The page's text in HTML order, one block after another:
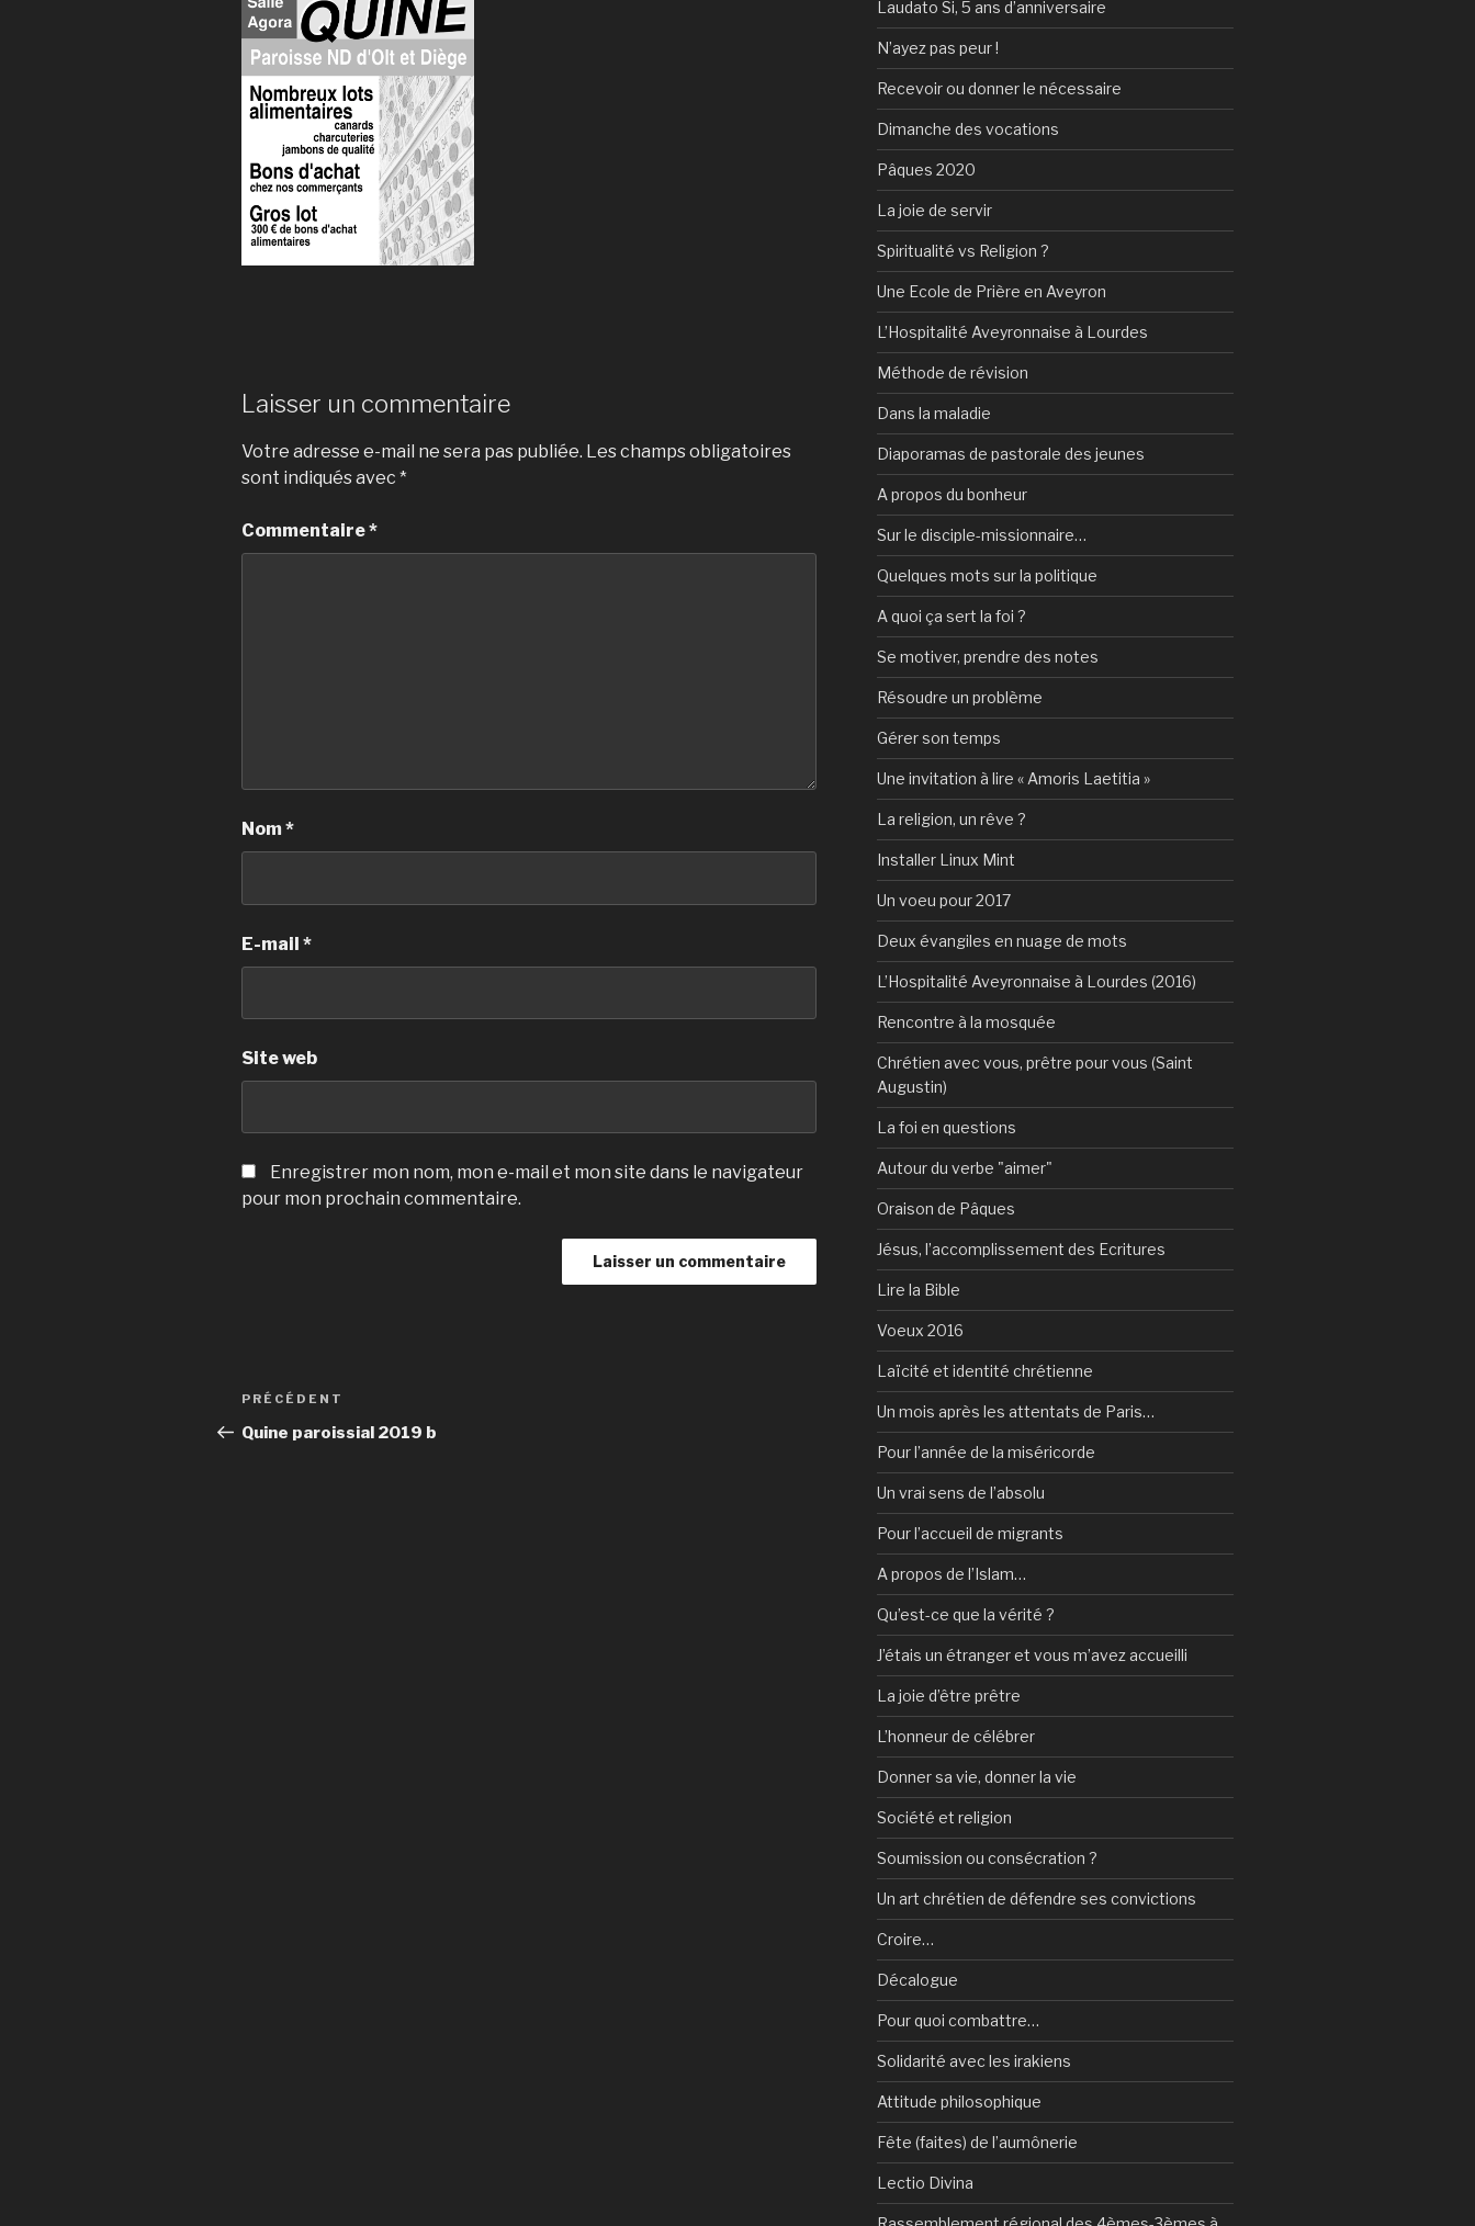
Laisser un commentaire
Votre adresse e-mail ne sera pas publiée. Les champs obligatoires
sont indiqués avec *
Commentaire*
Nom*
E-mail *
Site web
Enregistrer mon nom, mon e-mail et mon site dans le navigateur
pour mon prochain commentaire.
Navigation
de
Article
précédent
PRÉCÉDENT
Quine paroissial 2019 b
Laudato Si, 5 ans d’anniversaire
N’ayez pas peur !
Recevoir ou donner le nécessaire
Dimanche des vocations
Pâques 2020
La joie de servir
Spiritualité vs Religion ?
Une Ecole de Prière en Aveyron
L’Hospitalité Aveyronnaise à Lourdes
Méthode de révision
Dans la maladie
Diaporamas de pastorale des jeunes
A propos du bonheur
Sur le disciple-missionnaire…
Quelques mots sur la politique
A quoi ça sert la foi ?
Se motiver, prendre des notes
Résoudre un problème
Gérer son temps
Une invitation à lire « Amoris Laetitia »
La religion, un rêve ?
Installer Linux Mint
Un voeu pour 2017
Deux évangiles en nuage de mots
L’Hospitalité Aveyronnaise à Lourdes (2016)
Rencontre à la mosquée
Chrétien avec vous, prêtre pour vous (Saint
Augustin)
La foi en questions
Autour du verbe "aimer"
Oraison de Pâques
Jésus, l’accomplissement des Ecritures
Lire la Bible
Voeux 2016
Laïcité et identité chrétienne
Un mois après les attentats de Paris…
Pour l’année de la miséricorde
Un vrai sens de l’absolu
Pour l’accueil de migrants
A propos de l’Islam…
Qu’est-ce que la vérité ?
J’étais un étranger et vous m’avez accueilli
La joie d’être prêtre
L’honneur de célébrer
Donner sa vie, donner la vie
Société et religion
Soumission ou consécration ?
Un art chrétien de défendre ses convictions
Croire…
Décalogue
Pour quoi combattre…
Solidarité avec les irakiens
Attitude philosophique
Fête (faites) de l’aumônerie
Lectio Divina